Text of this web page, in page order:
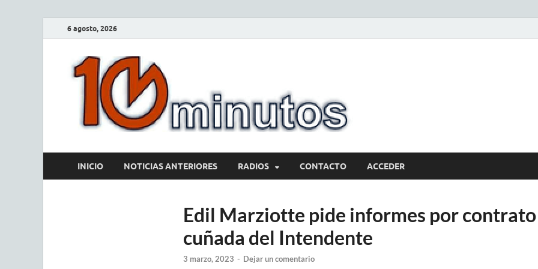
6 agosto, 2026
INICIO NOTICIAS ANTERIORES RADIOS CONTACTO ACCEDER
Edil Marziotte pide informes por contrato
cuñada del Intendente
3 marzo, 2023 - Dejar un comentario